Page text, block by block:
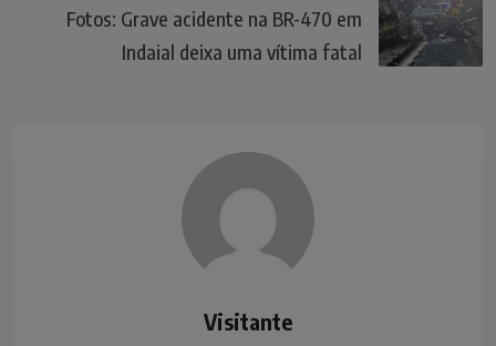
Fotos: Grave acidente na BR-470 em
Indaial deixa uma vítima fatal
Visitante